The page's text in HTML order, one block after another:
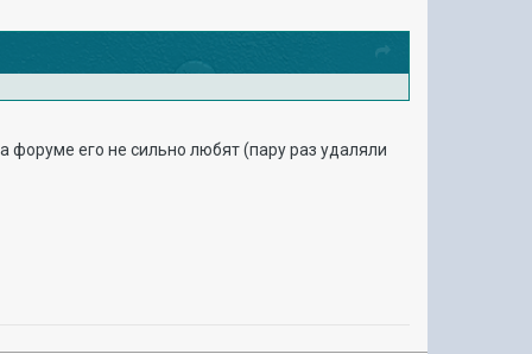
форуме его не сильно любят(пару раз удаляли